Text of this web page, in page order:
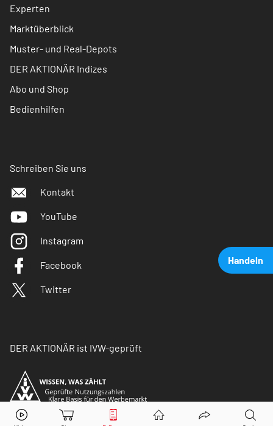
Handeln
AMD Aktie jetzt handeln?
Experten
Marktüberblick
Muster- und Real-Depots
DER AKTIONÄR Indizes
Abo und Shop
Bedienhilfen
Schreiben Sie uns
Kontakt
YouTube
Instagram
Facebook
Twitter
DER AKTIONÄR ist IVW-geprüft